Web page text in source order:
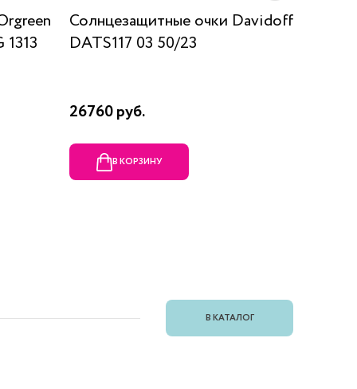
1313
Солнцезащитные очки Davidoff
DATS117 03 50/23
26760 руб.
В КОРЗИНУ
В КАТАЛОГ